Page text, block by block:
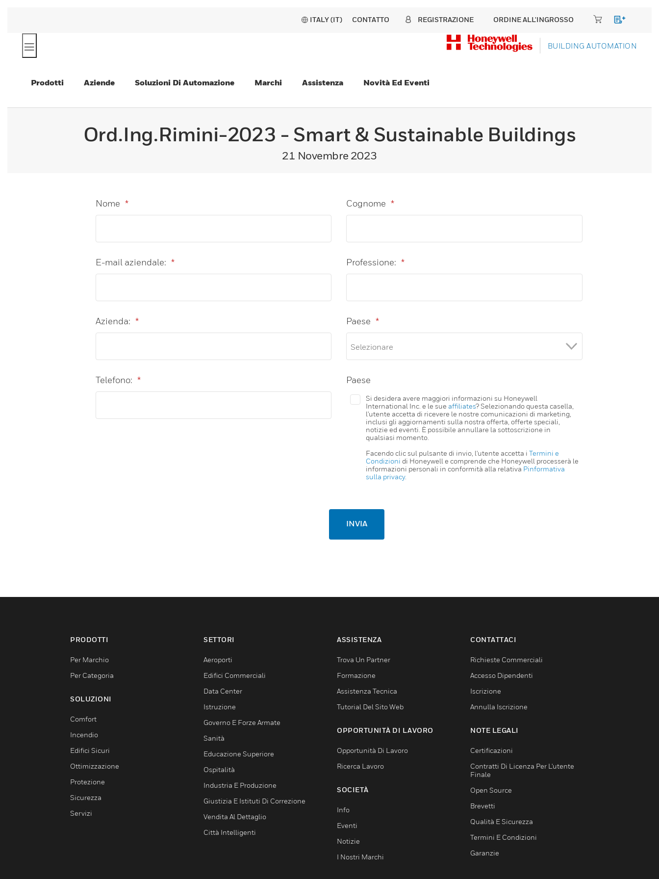
ITALY (IT) CONTATTO REGISTRAZIONE ORDINE ALL'INGROSSO
BUILDING AUTOMATION
Prodotti Aziende Soluzioni Di Automazione Marchi Assistenza Novità Ed Eventi
Ord.Ing.Rimini-2023 - Smart & Sustainable Buildings
21 Novembre 2023
*
Nome *
Cognome
*
E-mail aziendale: *
Professione:
*
Azienda: *
Paese
*
Telefono: Paese
Si desidera avere maggiori informazioni su Honeywell
International Inc. e le sue affiliates? Selezionando questa casella,
l'utente accetta di ricevere le nostre comunicazioni di marketing,
inclusi gli aggiornamenti sulla nostra offerta, offerte speciali,
notizie ed eventi. È possibile annullare la sottoscrizione in
qualsiasi momento.
Facendo clic sul pulsante di invio, l'utente accetta iTermini e
Condizioni di Honeywell e comprende che Honeywell processerà le
informazioni personali in conformità alla relativa Pinformativa
sulla privacy.
INVIA
PRODOTTI
Per Marchio
Per Categoria
SOLUZIONI
Comfort
Incendio
Edifici Sicuri
Ottimizzazione
Protezione
Sicurezza
Servizi
SETTORI
Aeroporti
Edifici Commerciali
Data Center
Istruzione
Governo E Forze Armate
Sanità
Educazione Superiore
Ospitalità
Industria E Produzione
Giustizia E Istituti Di Correzione
Vendita Al Dettaglio
Città Intelligenti
ASSISTENZA
Trova Un Partner
Formazione
Assistenza Tecnica
Tutorial Del Sito Web
OPPORTUNITÀ DI LAVORO
Opportunità Di Lavoro
Ricerca Lavoro
SOCIETÀ
Info
Eventi
Notizie
I Nostri Marchi
CONTATTACI
Richieste Commerciali
Accesso Dipendenti
Iscrizione
Annulla Iscrizione
NOTE LEGALI
Certificazioni
Contratti Di Licenza Per L'utente
Finale
Open Source
Brevetti
Qualità E Sicurezza
Termini E Condizioni
Garanzie